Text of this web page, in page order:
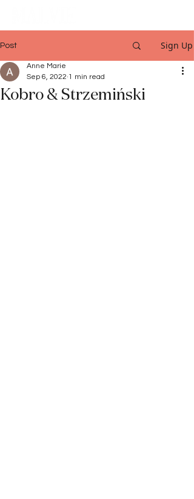
Post Sign Up
Kobro & Strzemiński
Anne Marie
Sep 6, 2022 1 min read